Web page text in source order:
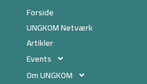
Forside
UNGKOM Netværk
Artikler
Events
Om UNGKOM